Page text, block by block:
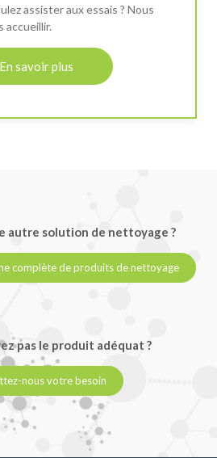
assister aux essais ? Nous
accueillir.
En savoir plus
autre solution de nettoyage ?
complète de produits de nettoyage
pas le produit adéquat ?
nous votre besoin